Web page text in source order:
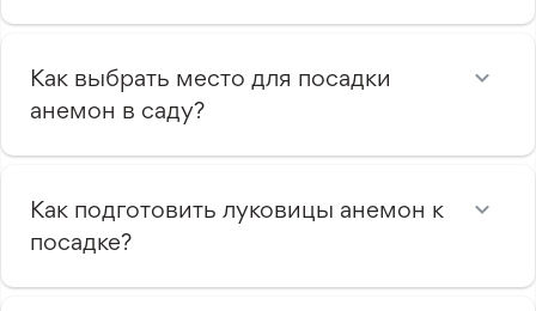
Как выбрать место для посадки
анемон в саду?
Как подготовить луковицы анемон к
посадке?